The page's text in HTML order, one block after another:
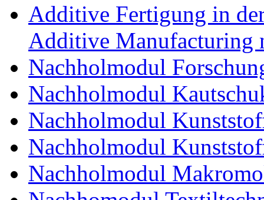
Additive Fertigung in
Additive Manufacturing
Nachholmodul
Nachholmodul
Nachholmodul
Nachholmodul
Nachholmodul